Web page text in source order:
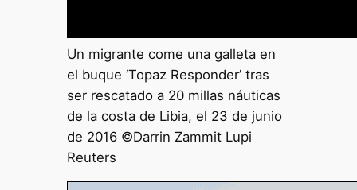
Un migrante come una galleta en
el buque ‘Topaz Responder’ tras
ser rescatado a 20 millas náuticas
de la costa de Libia, el 23 de junio
de 2016 ©Darrin Zammit Lupi
Reuters